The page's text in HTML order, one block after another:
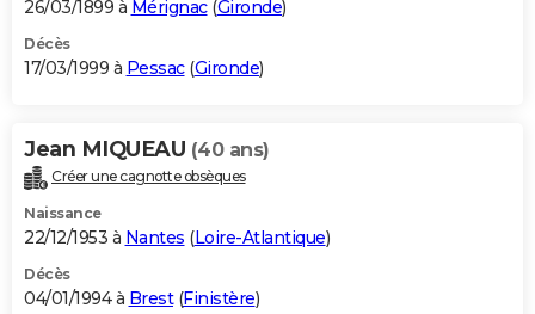
26/03/1899 à Mérignac(Gironde)
Décès
17/03/1999 à Pessac(Gironde)
Jean MIQUEAU (40 ans)
Créer une cagnotte obsèques
Naissance
22/12/1953 à Nantes (Loire-Atlantique)
Décès
04/01/1994 à Brest(Finistère)